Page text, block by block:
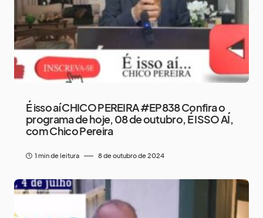
É isso aí CHICO PEREIRA #EP838 Confira o
programa de hoje, 08 de outubro, É ISSO AÍ,
com Chico Pereira
1 min de leitura 8 de outubro de 2024